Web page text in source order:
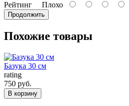
Рейтинг Плохо
Продолжить
Похожие товары
Базука 30 см
rating
750 руб.
В корзину